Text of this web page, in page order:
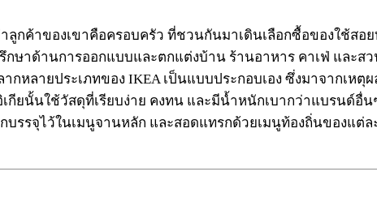
กค้าของเขาคือครอบครัว ที่ชวนกันมาเดินเลือกซื้อของใช้สอ
ษาด้านการออกแบบและตกแต่งบ้าน ร้านอาหาร คาเฟ่ และส
ลายประเภทของ IKEA เป็นแบบประกอบเอง ซึ่งมาจากเหตุ
กียนั้นใช้วัสดุที่เรียบง่าย คงทน และมีน้ำหนักเบากว่าแบรนด์อื่
รจุไว้ในเมนูจานหลัก และสอดแทรกด้วยเมนูท้องถิ่นของแต่ล